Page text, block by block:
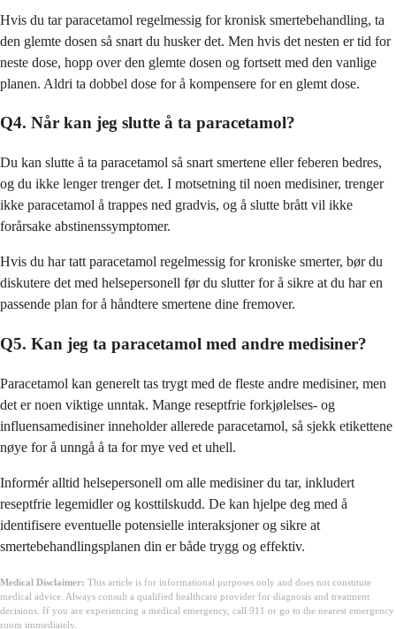
Hvis du tar paracetamol regelmessig for kronisk smertebehandling, ta
den glemte dosen så snart du husker det. Men hvis det nesten er tid for
neste dose, hopp over den glemte dosen og fortsett med den vanlige
planen. Aldri ta dobbel dose for å kompensere for en glemt dose.
Q4. Når kan jeg slutte å ta paracetamol?
Du kan slutte å ta paracetamol så snart smertene eller feberen bedres,
og du ikke lenger trenger det. I motsetning til noen medisiner, trenger
ikke paracetamol å trappes ned gradvis, og å slutte brått vil ikke
forårsake abstinenssymptomer.
Hvis du har tatt paracetamol regelmessig for kroniske smerter, bør du
diskutere det med helsepersonell før du slutter for å sikre at du har en
passende plan for å håndtere smertene dine fremover.
Q5. Kan jeg ta paracetamol med andre medisiner?
Paracetamol kan generelt tas trygt med de fleste andre medisiner, men
det er noen viktige unntak. Mange reseptfrie forkjølelses- og
influensamedisiner inneholder allerede paracetamol, så sjekk etikettene
nøye for å unngå å ta for mye ved et uhell.
Informér alltid helsepersonell om alle medisiner du tar, inkludert
reseptfrie legemidler og kosttilskudd. De kan hjelpe deg med å
identifisere eventuelle potensielle interaksjoner og sikre at
smertebehandlingsplanen din er både trygg og effektiv.
Medical Disclaimer: This article is for informational purposes only and does not constitute
medical advice. Always consult a qualified healthcare provider for diagnosis and treatment
decisions. If you are experiencing a medical emergency, call 911 or go to the nearest emergency
room immediately.